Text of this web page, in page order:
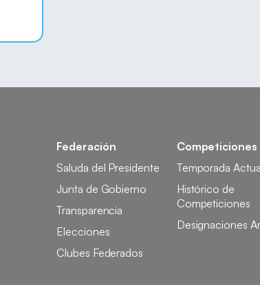
Federación
Saluda del Presidente
Junta de Gobierno
Transparencia
Elecciones
Clubes Federados
Competiciones
Temporada
Histórico de
Competiciones
Designaciones